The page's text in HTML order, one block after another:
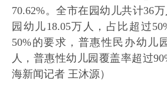
70.62%。全市在园幼儿共计36
园幼儿18.05万人，占比超过
50%的要求，普惠性民办幼儿
人，普惠性幼儿园覆盖率超过
海新闻记者 王沐源）